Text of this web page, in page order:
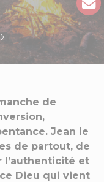
de
Jean le
de partout, de
l’authenticité et
Dieu qui vient